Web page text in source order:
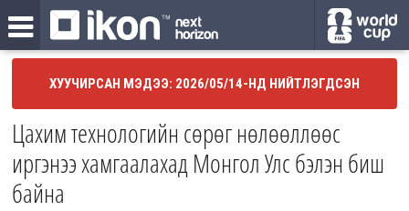
ХУУЧИРСАН МЭДЭЭ: 2026/05/14-НД НИЙТЛЭГДСЭН
Цахим технологийн сөрөг нөлөөллөөс
иргэнээ хамгаалахад Монгол Улс бэлэн биш
байна